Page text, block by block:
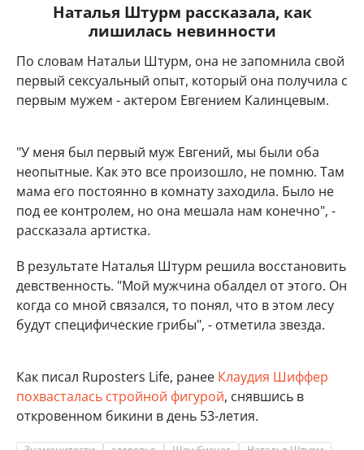
Наталья Штурм рассказала, как
лишилась невинности
По словам Натальи Штурм, она не запомнила свой
первый сексуальный опыт, который она получила с
первым мужем - актером Евгением Калинцевым.
"У меня был первый муж Евгений, мы были оба
неопытные. Как это все произошло, не помню. Там
мама его постоянно в комнату заходила. Было не
под ее контролем, но она мешала нам конечно", -
рассказала артистка.
В результате Наталья Штурм решила восстановить
девственность. "Мой мужчина обалдел от этого. Он
когда со мной связался, то понял, что в этом лесу
будут специфические грибы", - отметила звезда.
Как писал Ruposters Life, ранее Клаудия Шиффер
похвасталась стройной фигурой, снявшись в
откровенном бикини в день 53-летия.